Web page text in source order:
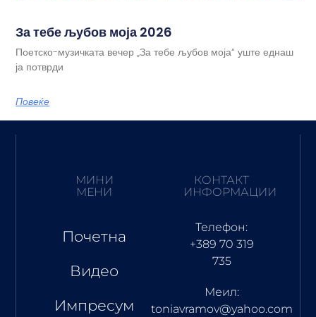
За тебе љубов моја 2026
Поетско-музичката вечер „За тебе љубов моја“ уште еднаш
ја потврди
Повеќе
МИНИ
МЕНИ
Почетна
Видео
Импресум
КОНТАКТ
ИНФОРМАЦИИ
Телефон:
+389 70 319
735
Меил:
toniavramov@yahoo.com